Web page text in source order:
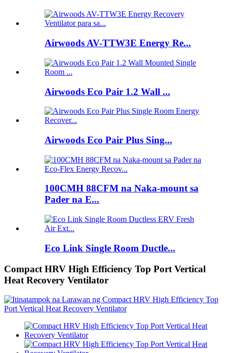
Airwoods AV-TTW3E Energy Re...
Airwoods Eco Pair 1.2 Wall ...
Airwoods Eco Pair Plus Sing...
100CMH 88CFM na Naka-mount sa
Pader na E...
Eco Link Single Room Ductle...
Compact HRV High Efficiency Top Port Vertical
Heat Recovery Ventilator